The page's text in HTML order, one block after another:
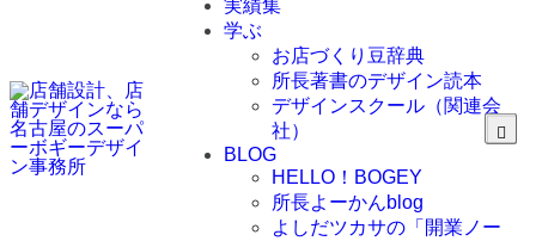
実績集
学ぶ
お店づくり豆辞典
所長著書のデザイン読本
デザインスクール（関連会
社）
BLOG
HELLO！BOGEY
所長よーかんblog
よしだツカサの「開業ノー